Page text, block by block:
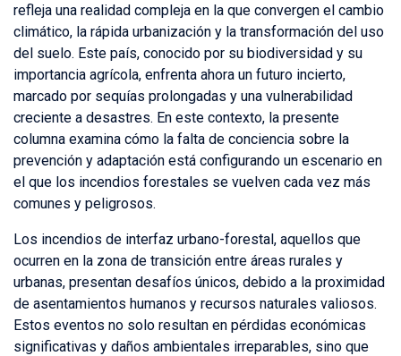
refleja una realidad compleja en la que convergen el cambio
climático, la rápida urbanización y la transformación del uso
del suelo. Este país, conocido por su biodiversidad y su
importancia agrícola, enfrenta ahora un futuro incierto,
marcado por sequías prolongadas y una vulnerabilidad
creciente a desastres. En este contexto, la presente
columna examina cómo la falta de conciencia sobre la
prevención y adaptación está configurando un escenario en
el que los incendios forestales se vuelven cada vez más
comunes y peligrosos.
Los incendios de interfaz urbano-forestal, aquellos que
ocurren en la zona de transición entre áreas rurales y
urbanas, presentan desafíos únicos, debido a la proximidad
de asentamientos humanos y recursos naturales valiosos.
Estos eventos no solo resultan en pérdidas económicas
significativas y daños ambientales irreparables, sino que